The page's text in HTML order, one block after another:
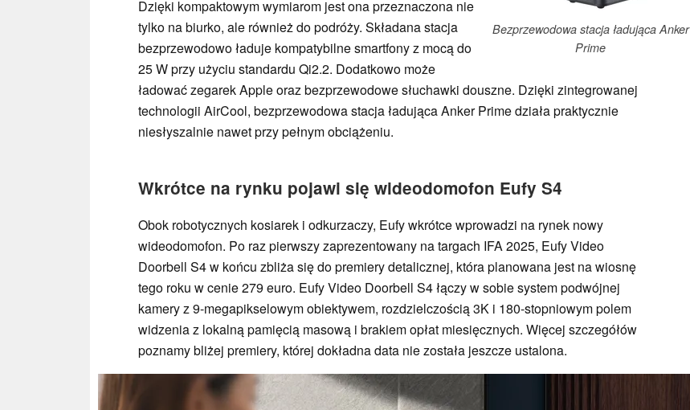
Bezprzewodowa stacja ładująca Anker
Prime
Dzięki kompaktowym wymiarom jest ona przeznaczona nie
tylko na biurko, ale również do podróży. Składana stacja
bezprzewodowo ładuje kompatybilne smartfony z mocą do
25 W przy użyciu standardu Qi2.2. Dodatkowo może
ładować zegarek Apple oraz bezprzewodowe słuchawki douszne. Dzięki zintegrowanej
technologii AirCool, bezprzewodowa stacja ładująca Anker Prime działa praktycznie
niesłyszalnie nawet przy pełnym obciążeniu.
Wkrótce na rynku pojawi się wideodomofon Eufy S4
Obok robotycznych kosiarek i odkurzaczy, Eufy wkrótce wprowadzi na rynek nowy
wideodomofon. Po raz pierwszy zaprezentowany na targach IFA 2025, Eufy Video
Doorbell S4 w końcu zbliża się do premiery detalicznej, która planowana jest na wiosnę
tego roku w cenie 279 euro. Eufy Video Doorbell S4 łączy w sobie system podwójnej
kamery z 9-megapikselowym obiektywem, rozdzielczością 3K i 180-stopniowym polem
widzenia z lokalną pamięcią masową i brakiem opłat miesięcznych. Więcej szczegółów
poznamy bliżej premiery, której dokładna data nie została jeszcze ustalona.